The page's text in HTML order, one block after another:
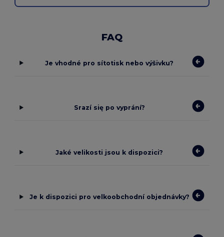
FAQ
Je vhodné pro sítotisk nebo výšivku?
Srazí się po vyprání?
Jaké velikosti jsou k dispozici?
Je k dispozici pro velkoobchodní objednávky?